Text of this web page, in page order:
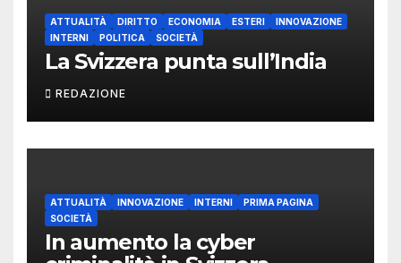
ATTUALITÀ DIRITTO ECONOMIA ESTERI
INNOVAZIONE
INTERNI
POLITICA SOCIETÀ
La Svizzera punta sull’India
REDAZIONE
ATTUALITÀ INNOVAZIONE INTERNI
PRIMA PAGINA
SOCIETÀ
In aumento la cyber